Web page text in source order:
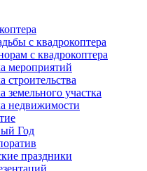
с квадрокоптера
с квадрокоптера
мероприятий
строительства
земельного участка
недвижимости
Год
праздники